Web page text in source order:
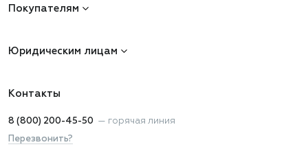
Покупателям
Юридическим лицам
Контакты
8 (800) 200-45-50 — горячая линия
Перезвонить?